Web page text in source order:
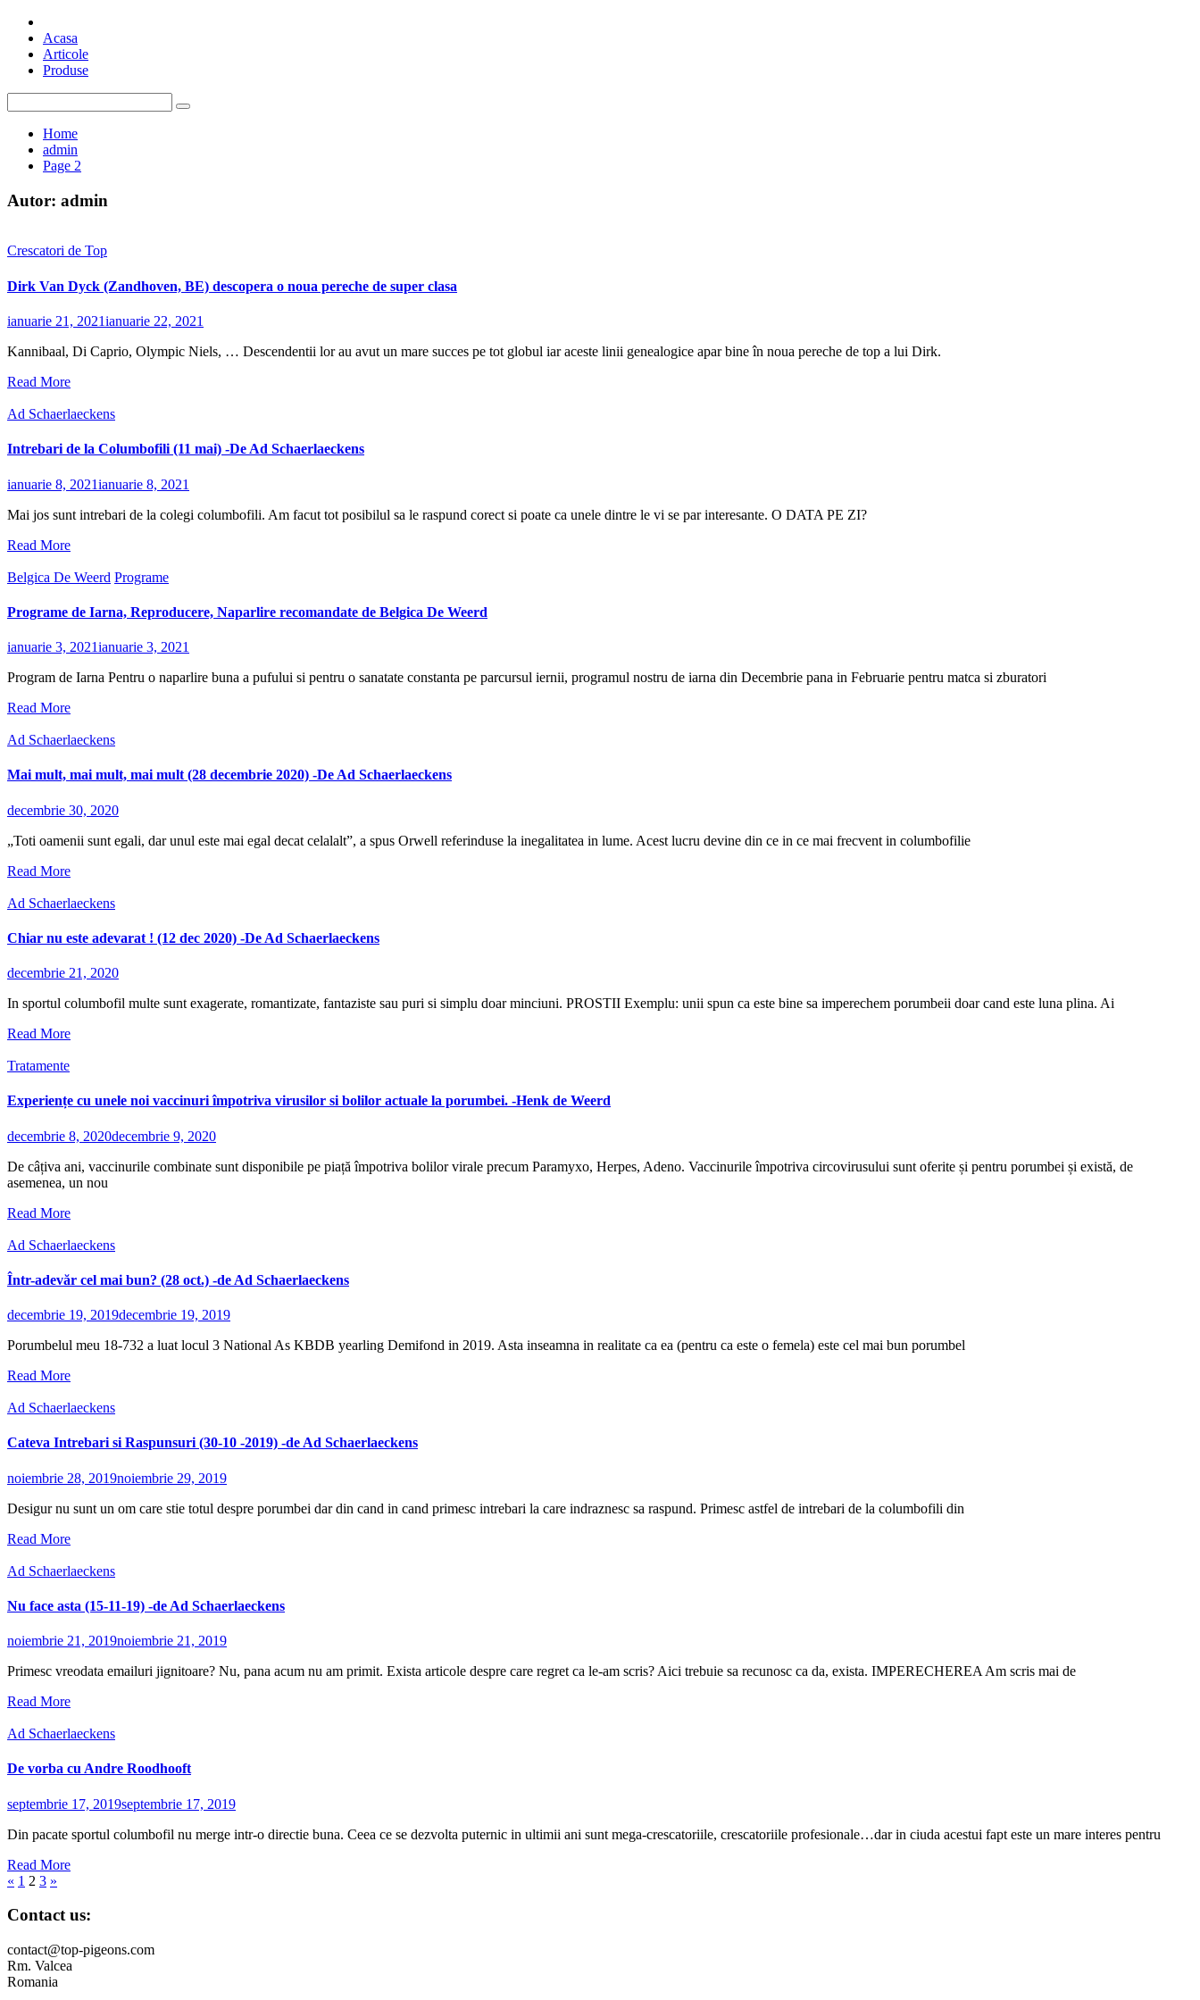
Skip
content
Top Pigeons
Stiri si Articole despre Porumbei
Acasa
Articole
Produse
for:
Home
admin
Page 2
Autor: admin
Crescatori de Top
Dirk Van Dyck (Zandhoven, BE) descopera o noua pereche de super clasa
ianuarie 21, 2021ianuarie 22, 2021
Kannibaal, Di Caprio, Olympic Niels, … Descendentii lor au avut un mare succes pe tot globul iar aceste linii genealogice apar bine în noua pereche de top a lui Dirk.
Read More
Ad Schaerlaeckens
Intrebari de la Columbofili (11 mai) -De Ad Schaerlaeckens
ianuarie 8, 2021ianuarie 8, 2021
Mai jos sunt intrebari de la colegi columbofili. Am facut tot posibilul sa le raspund corect si poate ca unele dintre le vi se par interesante. O DATA PE ZI?
Read More
Belgica De Weerd Programe
Programe de Iarna, Reproducere, Naparlire recomandate de Belgica De Weerd
ianuarie 3, 2021ianuarie 3, 2021
Program de Iarna Pentru o naparlire buna a pufului si pentru o sanatate constanta pe parcursul iernii, programul nostru de iarna din Decembrie pana in Februarie pentru matca si zburatori
Read More
Ad Schaerlaeckens
Mai mult, mai mult, mai mult (28 decembrie 2020) -De Ad Schaerlaeckens
decembrie 30, 2020
„Toti oamenii sunt egali, dar unul este mai egal decat celalalt”, a spus Orwell referinduse la inegalitatea in lume. Acest lucru devine din ce in ce mai frecvent in columbofilie
Read More
Ad Schaerlaeckens
Chiar nu este adevarat ! (12 dec 2020) -De Ad Schaerlaeckens
decembrie 21, 2020
In sportul columbofil multe sunt exagerate, romantizate, fantaziste sau puri si simplu doar minciuni. PROSTII Exemplu: unii spun ca este bine sa imperechem porumbeii doar cand este luna plina. Ai
Read More
Tratamente
Experiențe cu unele noi vaccinuri împotriva virusilor si bolilor actuale la porumbei. -Henk de Weerd
decembrie 8, 2020decembrie 9, 2020
De câțiva ani, vaccinurile combinate sunt disponibile pe piață împotriva bolilor virale precum Paramyxo, Herpes, Adeno. Vaccinurile împotriva circovirusului sunt oferite și pentru porumbei și există, de
asemenea, un nou
Read More
Ad Schaerlaeckens
Într-adevăr cel mai bun? (28 oct.) -de Ad Schaerlaeckens
decembrie 19, 2019decembrie 19, 2019
Porumbelul meu 18-732 a luat locul 3 National As KBDB yearling Demifond in 2019. Asta inseamna in realitate ca ea (pentru ca este o femela) este cel mai bun porumbel
Read More
Ad Schaerlaeckens
Cateva Intrebari si Raspunsuri (30-10 -2019) -de Ad Schaerlaeckens
noiembrie 28, 2019noiembrie 29, 2019
Desigur nu sunt un om care stie totul despre porumbei dar din cand in cand primesc intrebari la care indraznesc sa raspund. Primesc astfel de intrebari de la columbofili din
Read More
Ad Schaerlaeckens
Nu face asta (15-11-19) -de Ad Schaerlaeckens
noiembrie 21, 2019noiembrie 21, 2019
Primesc vreodata emailuri jignitoare? Nu, pana acum nu am primit. Exista articole despre care regret ca le-am scris? Aici trebuie sa recunosc ca da, exista. IMPERECHEREA Am scris mai de
Read More
Ad Schaerlaeckens
De vorba cu Andre Roodhooft
septembrie 17, 2019septembrie 17, 2019
Din pacate sportul columbofil nu merge intr-o directie buna. Ceea ce se dezvolta puternic in ultimii ani sunt mega-crescatoriile, crescatoriile profesionale…dar in ciuda acestui fapt este un mare interes pentru
Read More
Navigare
în
« 1 2 3 »
Contact us:
contact@top-pigeons.com
Rm. Valcea
Romania